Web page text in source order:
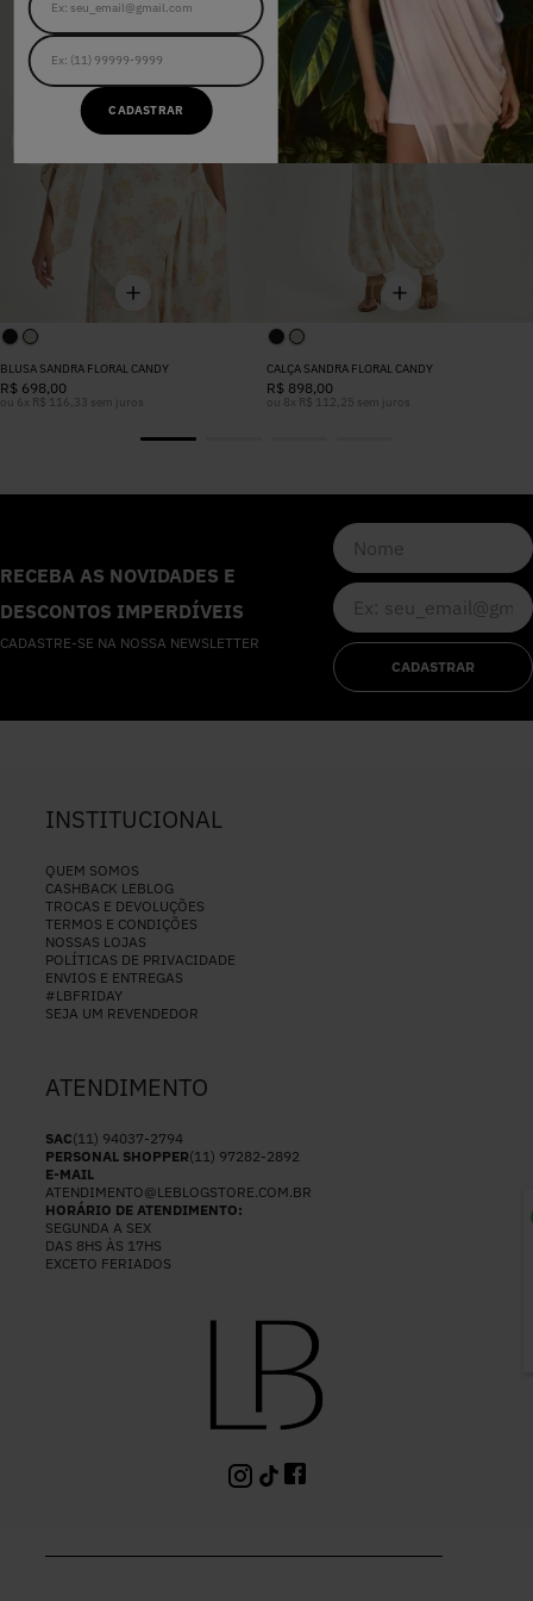
CADASTRAR
BLUSA SANDRA FLORAL CANDY
R$ 698,00
ou 6 x R$ 116, 33 sem juros
CALÇA SANDRA FLORAL CANDY
R$ 898,00
ou 8 x R$ 112,25 sem juros
RECEBA AS NOVIDADES E
DESCONTOS IMPERDÍVEIS
CADASTRE-SE NA NOSSA NEWSLETTER
CADASTRAR
INSTITUCIONAL
QUEM SOMOS
CASHBACK LEBLOG
TROCAS E DEVOLUÇÕES
TERMOS E CONDIÇÕES
NOSSAS LOJAS
POLÍTICAS DE PRIVACIDADE
ENVIOS E ENTREGAS
#LBFRIDAY
SEJA UM REVENDEDOR
ATENDIMENTO
SAC(11) 94037-2794
PERSONAL SHOPPER(11) 97282-2892
E-MAIL
ATENDIMENTO@LEBLOGSTORE.COM.BR
HORÁRIO DE ATENDIMENTO:
SEGUNDA A SEX
DAS 8HS ÀS 17HS
EXCETO FERIADOS